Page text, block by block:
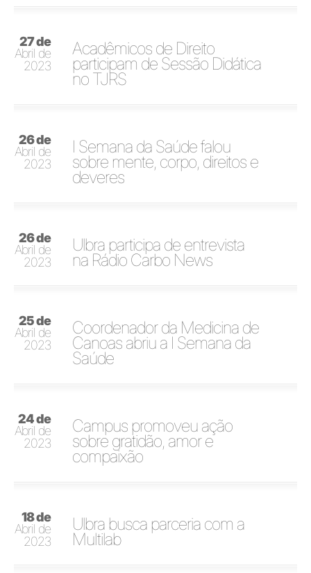
27 de
Abril de
2023
Acadêmicos de Direito
participam de Sessão Didática
no TJRS
26 de
Abril de
2023
I Semana da Saúde falou
sobre mente, corpo, direitos e
deveres
26 de
Abril de
2023
Ulbra participa de entrevista
na Rádio Carbo News
25 de
Abril de
2023
Coordenador da Medicina de
Canoas abriu a I Semana da
Saúde
24 de
Abril de
2023
Campus promoveu ação
sobre gratidão, amor e
compaixão
18 de
Abril de
2023
Ulbra busca parceria com a
Multilab